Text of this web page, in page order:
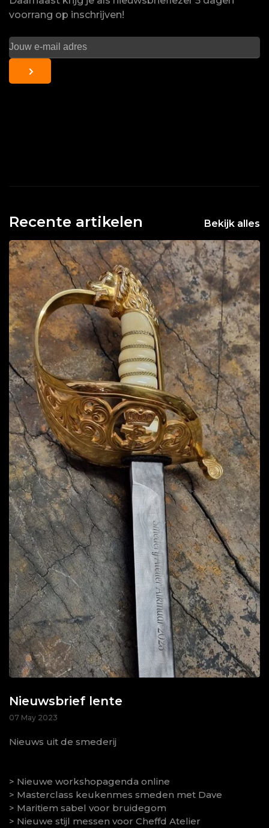
voorrang op inschrijven!
Recente artikelen Bekijk alles
Nieuwsbrief lente
07 May 2023
Nieuws uit de smederij
> Nieuwe workshopagenda online
> Masterclass keukenmes smeden met Dave
> Maritiem sabel voor bruidegom
> Nieuwe stijl messen voor Cheffd Atelier